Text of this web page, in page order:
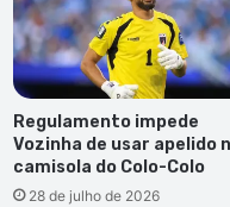
Regulamento impede
Vozinha de usar apelido
camisola do Colo-Colo
28 de julho de 2026